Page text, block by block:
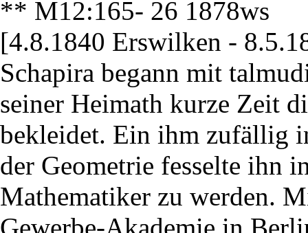
** M12:165- 26 1878ws
[4.8.1840 Erswilken -
Schapira begann mit
seiner Heimath kurze Zeit
bekleidet. Ein ihm zufällig
der Geometrie fesselte ihn
Mathematiker zu werden.
Gewerbe-Akademie in